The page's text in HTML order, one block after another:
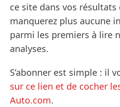
ce site dans vos résultats
manquerez plus aucune
parmi les premiers à lire
analyses.
S’abonner est simple : il
sur ce lien et de cocher
Auto.com.